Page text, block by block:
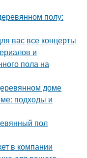
полу:
вас все концерты
и
пола на
доме
подходы и
пол
в компании